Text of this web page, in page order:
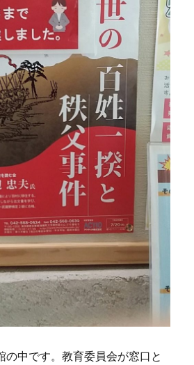
の中です。教育委員会が窓口と